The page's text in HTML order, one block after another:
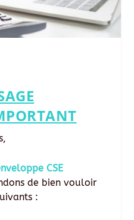
CSE
de bien vouloir
: